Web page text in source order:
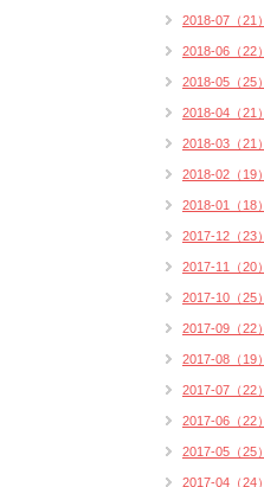
2018-07（21）
2018-06（22）
2018-05（25）
2018-04（21）
2018-03（21）
2018-02（19）
2018-01（18）
2017-12（23）
2017-11（20）
2017-10（25）
2017-09（22）
2017-08（19）
2017-07（22）
2017-06（22）
2017-05（25）
2017-04（24）